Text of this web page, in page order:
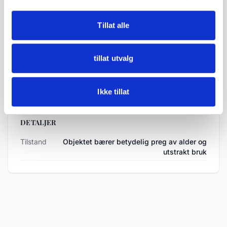
Tillat alle
tillat utvalg
Ikke tillat
* Opprinnelse: Ukjent
Tilstand: Objektet bærer betydelig preg av alder
DETALJER
Tilstand
Objektet bærer betydelig preg av alder og
utstrakt bruk